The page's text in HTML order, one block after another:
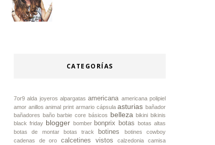
CATEGORÍAS
7or9 alda joyeros alpargatas americana americana polipiel
amor anillos animal print armario cápsula asturias bañador
bañadores baño barbie core básicos belleza bikini bikinis
black friday blogger bomber bonprix botas botas altas
botas de montar
botas track botines
botines cowboy
cadenas de oro
calcetines vistos calzedonia
camisa